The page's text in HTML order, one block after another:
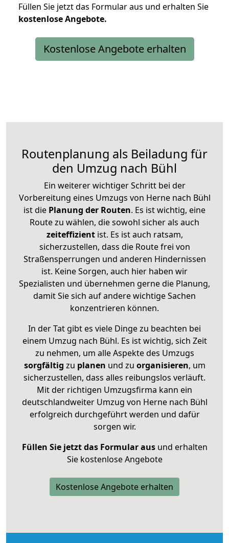
Füllen Sie jetzt das Formular aus und erhalten Sie
kostenloseAngebote.
Kostenlose Angebote erhalten
Routenplanung als Beiladung für
den Umzug nach Bühl
Ein weiterer wichtiger Schritt bei der
Vorbereitung eines Umzugs von Herne nach Bühl
ist die Planung der Routen. Es ist wichtig, eine
Route zu wählen, die sowohl sicher als auch
zeiteffizientist. Es ist auch ratsam,
sicherzustellen, dass die Route frei von
Straßensperrungen und anderen Hindernissen
ist. Keine Sorgen, auch hier haben wir
Spezialisten und übernehmen gerne die Planung,
damit Sie sich auf andere wichtige Sachen
konzentrieren können.
In der Tat gibt es viele Dinge zu beachten bei
einem Umzug nach Bühl. Es ist wichtig, sich Zeit
zu nehmen, um alle Aspekte des Umzugs
sorgfältig zu planen und zu organisieren, um
sicherzustellen, dass alles reibungslos verläuft.
Mit der richtigen Umzugsfirma kann ein
deutschlandweiter Umzug von Herne nach Bühl
erfolgreich durchgeführt werden und dafür
sorgen wir.
Füllen Sie jetzt das Formular ausund erhalten
Sie kostenlose Angebote
Kostenlose Angebote erhalten